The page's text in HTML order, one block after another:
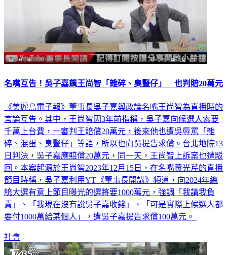
言論互告。其中，王尚智因3年前指稱，吳子嘉向候選人索要
千萬上台費，一審判王賠償20萬元，後來他也遭吳辱罵「雜
碎、混蛋、臭豎仔」等語，所以也向吳提告求償。台北地院13
日判決，吳子嘉應賠償20萬元，同一天，王尚智上訴案也遭駁
回。本案起源於王尚智2023年12月15日，在名嘴黃光芹的直播
節目時稱，吳子嘉利用YT《董事長開講》頻道，向2024年總
統大選有意上節目曝光的選將要1000萬元，強調「我講我負
責」、「我現在沒有說吳子嘉收錢」、「可是實際上候選人都
要付1000萬給某個人」，遭吳子嘉提告求償100萬元。